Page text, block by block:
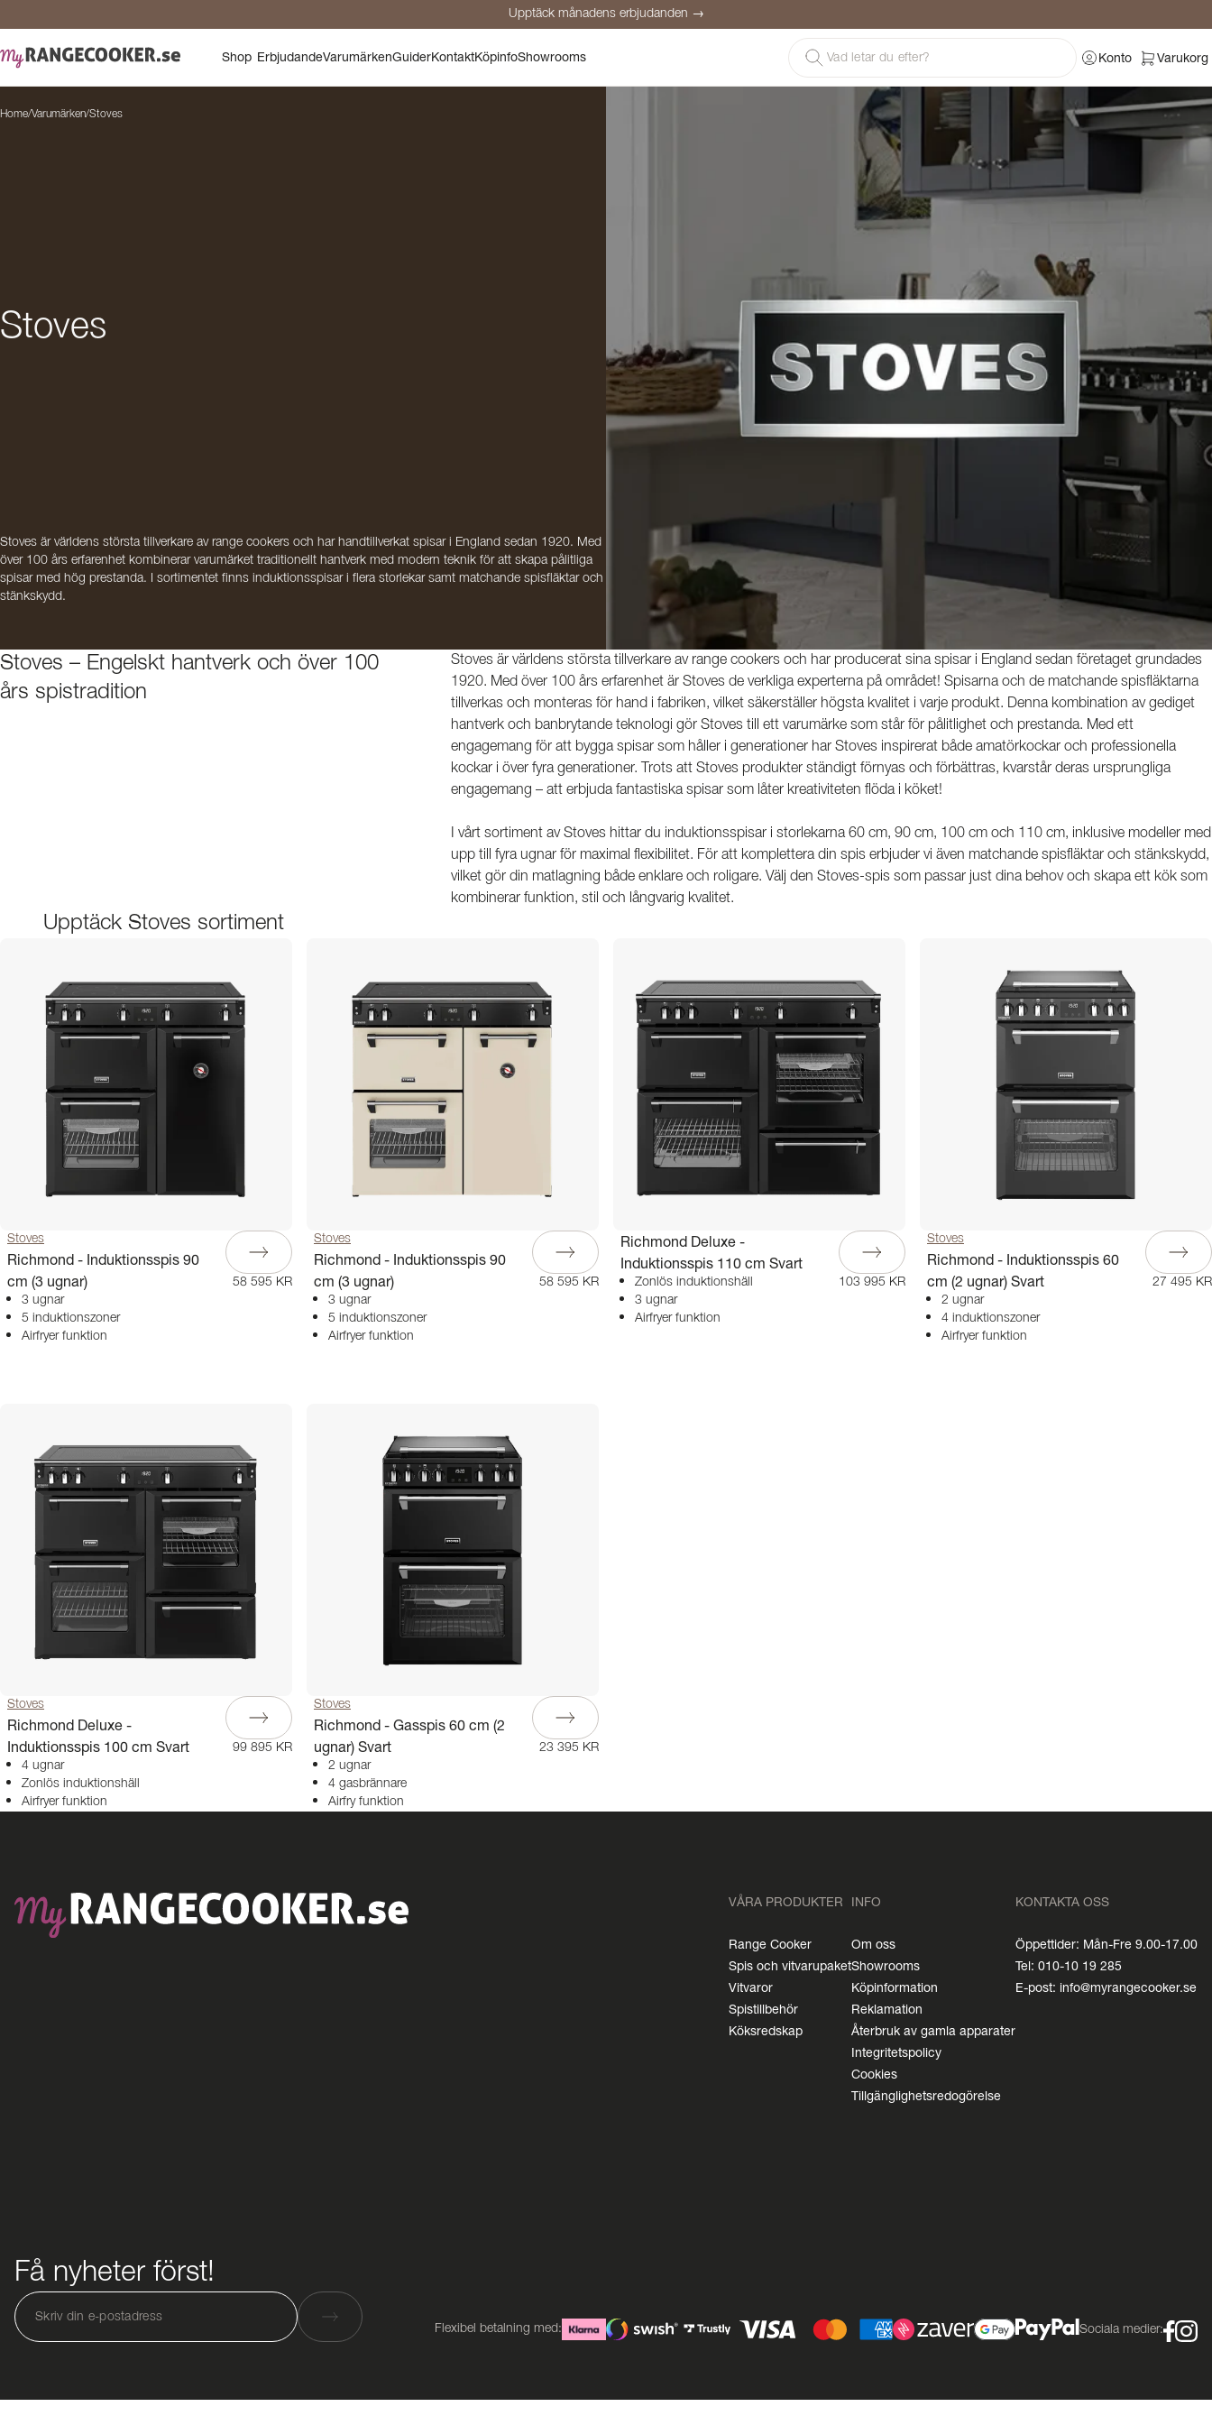
Upptäck månadens erbjudanden →
Personlig rådgivning
Shop ErbjudandeVarumärkenGuiderKontaktKöpinfoShowrooms Konto Varukorg
Home/Varumärken/Stoves
Stoves
Stoves är världens största tillverkare av range cookers och har handtillverkat spisar i England sedan 1920. Med
över 100 års erfarenhet kombinerar varumärket traditionellt hantverk med modern teknik för att skapa pålitliga
spisar med hög prestanda. I sortimentet finns induktionsspisar i flera storlekar samt matchande spisfläktar och
stänkskydd.
Stoves – Engelskt hantverk och över 100
års spistradition
Stoves är världens största tillverkare av range cookers och har producerat sina spisar i England sedan företaget grundades
1920. Med över 100 års erfarenhet är Stoves de verkliga experterna på området! Spisarna och de matchande spisfläktarna
tillverkas och monteras för hand i fabriken, vilket säkerställer högsta kvalitet i varje produkt. Denna kombination av gediget
hantverk och banbrytande teknologi gör Stoves till ett varumärke som står för pålitlighet och prestanda. Med ett
engagemang för att bygga spisar som håller i generationer har Stoves inspirerat både amatörkockar och professionella
kockar i över fyra generationer. Trots att Stoves produkter ständigt förnyas och förbättras, kvarstår deras ursprungliga
engagemang – att erbjuda fantastiska spisar som låter kreativiteten flöda i köket!
I vårt sortiment av Stoves hittar du induktionsspisar i storlekarna 60 cm, 90 cm, 100 cm och 110 cm, inklusive modeller med
upp till fyra ugnar för maximal flexibilitet. För att komplettera din spis erbjuder vi även matchande spisfläktar och stänkskydd,
vilket gör din matlagning både enklare och roligare. Välj den Stoves-spis som passar just dina behov och skapa ett kök som
kombinerar funktion, stil och långvarig kvalitet.
Upptäck Stoves sortiment
Stoves
Richmond - Induktionsspis 90
cm (3 ugnar)
3 ugnar
5 induktionszoner
Airfryer funktion
58 595 KR
Stoves
Richmond - Induktionsspis 90
cm (3 ugnar)
3 ugnar
5 induktionszoner
Airfryer funktion
58 595 KR
Richmond Deluxe -
Induktionsspis 110 cm Svart
Zonlös induktionshäll
3 ugnar
Airfryer funktion
103 995 KR
Stoves
Richmond - Induktionsspis 60
cm (2 ugnar) Svart
2 ugnar
4 induktionszoner
Airfryer funktion
27 495 KR
Stoves
Richmond Deluxe -
Induktionsspis 100 cm Svart
4 ugnar
Zonlös induktionshäll
Airfryer funktion
99 895 KR
Stoves
Richmond - Gasspis 60 cm (2
ugnar) Svart
2 ugnar
4 gasbrännare
Airfry funktion
23 395 KR
VÅRA PRODUKTER
Range Cooker
Spis och vitvarupaket
Vitvaror
Spistillbehör
Köksredskap
INFO
Om oss
Showrooms
Köpinformation
Reklamation
Återbruk av gamla apparater
Integritetspolicy
Cookies
Tillgänglighetsredogörelse
KONTAKTA OSS
Öppettider: Mån-Fre 9.00-17.00
Tel: 010-10 19 285
E-post: info@myrangecooker.se
Få nyheter först!
Flexibel betalning med: Sociala medier: